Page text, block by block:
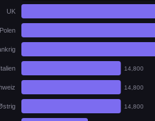
UK
Polen
Italien 14,800
14,800
14,800